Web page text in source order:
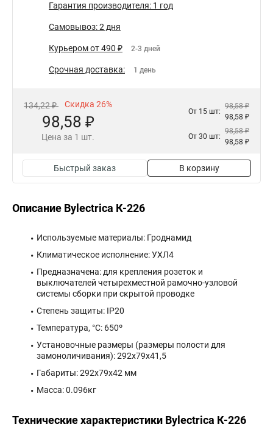
Гарантия производителя: 1 год
Самовывоз: 2 дня
Курьером от 490 ₽ 2-3 дней
Срочная доставка: 1 день
134,22 ₽ Скидка 26%
98,58 ₽
Цена за 1 шт.
От 15 шт:
98,58 ₽
98,58 ₽
От 30 шт:
98,58 ₽
98,58 ₽
Быстрый заказ В корзину
Описание Bylectrica К-226
Используемые материалы: Гроднамид
Климатическое исполнение: УХЛ4
Предназначена: для крепления розеток и
выключателей четырехместной рамочно-узловой
системы сборки при скрытой проводке
Степень защиты: IP20
Температура, °C: 650º
Установочные размеры (размеры полости для
замоноличивания): 292х79х41,5
Габариты: 292x79x42 мм
Масса: 0.096кг
Технические характеристики Bylectrica К-226